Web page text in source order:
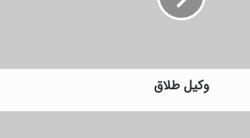
وکیل طلاق